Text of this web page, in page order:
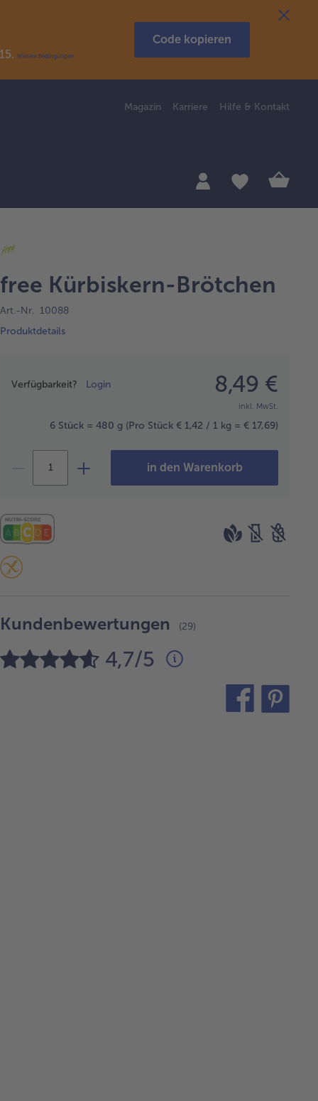
Weitere Bedingungen
Code kopieren
Magazin Karriere Hilfe & Kontakt
free Kürbiskern-Brötchen
Art.-Nr. 10088
Produktdetails
Verfügbarkeit? Login 8,49 €
inkl. MwSt.
6 Stück = 480 g (Pro Stück € 1,42 / 1 kg = € 17,69)
in den Warenkorb
Kundenbewertungen (29)
4,7/5
teilen